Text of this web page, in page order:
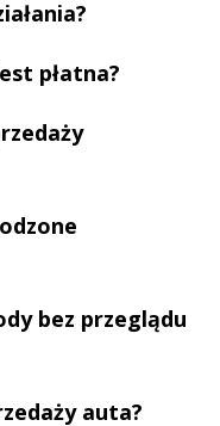
płatna?
bez przeglądu
auta?